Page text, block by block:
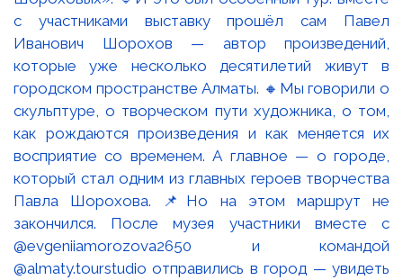
с участниками выставку прошёл сам Павел
Иванович Шорохов — автор произведений,
которые уже несколько десятилетий живут в
городском пространстве Алматы. 🔸Мы говорили о
скульптуре, о творческом пути художника, о том,
как рождаются произведения и как меняется их
восприятие со временем. А главное — о городе,
который стал одним из главных героев творчества
Павла Шорохова. 📌Но на этом маршрут не
закончился. После музея участники вместе с
@evgeniiamorozova2650 и командой
@almaty.tourstudio отправились в город — увидеть